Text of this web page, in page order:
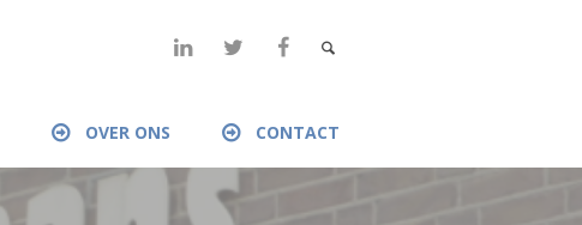
OVER ONS CONTACT